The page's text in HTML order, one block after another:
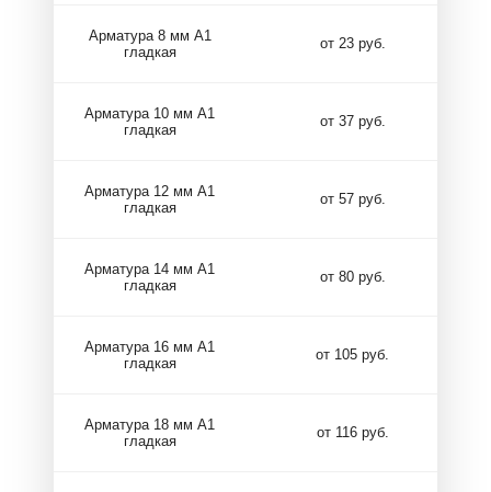
Арматура 8 мм А1
гладкая
от 23 руб.
Арматура 10 мм А1
гладкая
от 37 руб.
Арматура 12 мм А1
гладкая
от 57 руб.
Арматура 14 мм А1
гладкая
от 80 руб.
Арматура 16 мм А1
гладкая
от 105 руб.
Арматура 18 мм А1
гладкая
от 116 руб.